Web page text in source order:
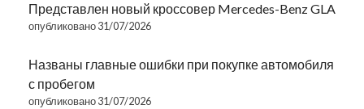
Представлен новый кроссовер Mercedes-Benz GLA
опубликовано 31/07/2026
Названы главные ошибки при покупке автомобиля
с пробегом
опубликовано 31/07/2026